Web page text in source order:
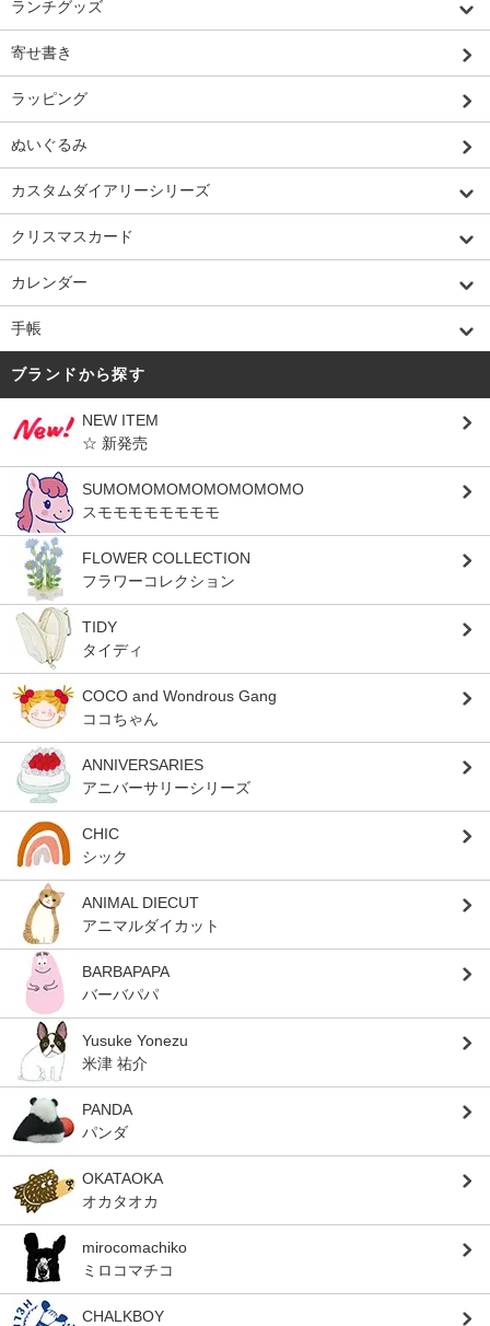
ランチグッズ
寄せ書き
ラッピング
ぬいぐるみ
カスタムダイアリーシリーズ
クリスマスカード
カレンダー
手帳
ブランドから探す
NEW ITEM
☆ 新発売
SUMOMOMOMOMOMOMOMO
スモモモモモモモモ
FLOWER COLLECTION
フラワーコレクション
TIDY
タイディ
COCO and Wondrous Gang
ココちゃん
ANNIVERSARIES
アニバーサリーシリーズ
CHIC
シック
ANIMAL DIECUT
アニマルダイカット
BARBAPAPA
バーバパパ
Yusuke Yonezu
米津 祐介
PANDA
パンダ
OKATAOKA
オカタオカ
mirocomachiko
ミロコマチコ
CHALKBOY